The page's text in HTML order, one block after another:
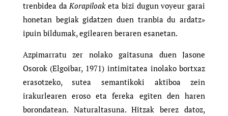
trenbidea daKorapiloaketa bizi dugun voyeur garai
honetan begiak gidatzen duen tranbia du ardatz»
ipuin bildumak, egilearen beraren esanetan.
Azpimarratu zer nolako gaitasuna duen Jasone
Osorok (Elgoibar, 1971) intimitatea inolako bortxaz
erasotzeko, sutea semantikoki aktiboa zein
irakurlearen eroso eta fereka egiten den haren
borondatean. Naturaltasuna. Hitzak berez datoz,